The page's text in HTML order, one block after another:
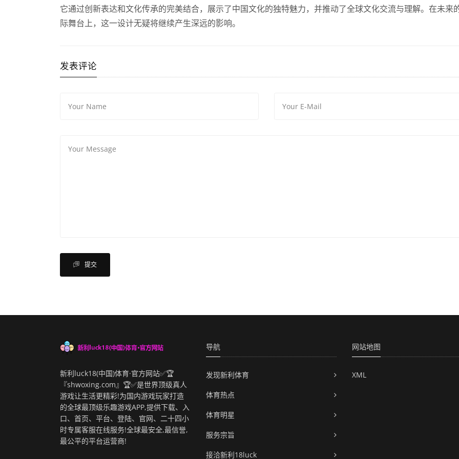
它通过创新表达和文化传承的完美结合，展示了中国文化的独特魅力，并推动了全球文化交流与理解。在未来
际舞台上，这一设计无疑将继续产生深远的影响。
发表评论
提交
新利luck18(中国)体育·官方网站✅🏆
『shwoxing.com』🏆✅是世界顶级真人
游戏让生活更精彩!为国内游戏玩家打造
的全球最顶级乐趣游戏APP,提供下载、入
口、首页、平台、登陆、官网、二十四小
时专属客服在线服务!全球最安全,最信誉,
最公平的平台运营商!
导航
发现新利体育
体育热点
体育明星
服务宗旨
接洽新利18luck
网站地图
XML